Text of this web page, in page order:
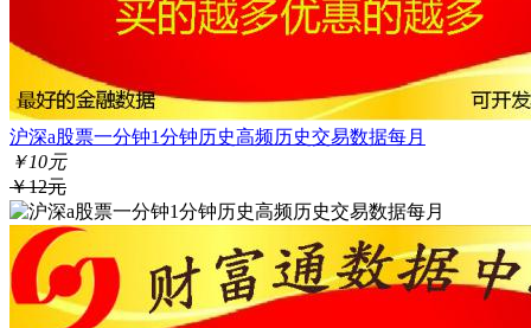
沪深a股票一分钟1分钟历史高频历史交易数据每月
￥10元
￥12元